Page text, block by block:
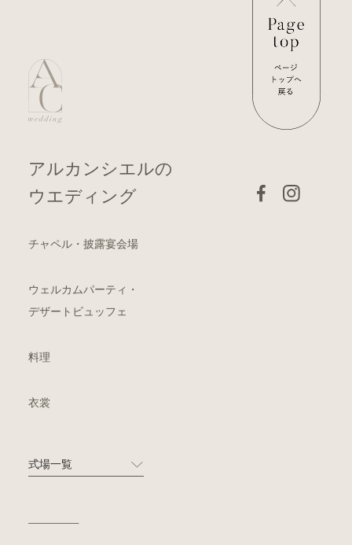
アルカンシエルの
ウエディング
チャペル・披露宴会場
ウェルカムパーティ・
デザートビュッフェ
料理
衣裳
式場一覧